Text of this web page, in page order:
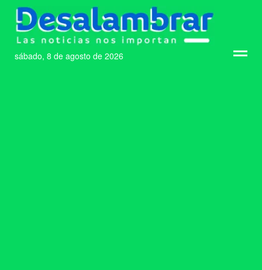
sábado, 8 de agosto de 2026